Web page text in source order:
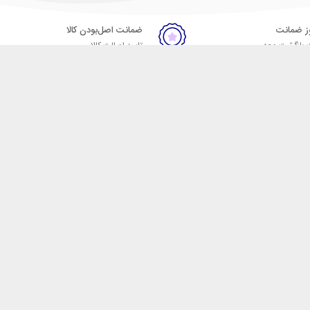
بازگشت وجه
ضمانت اصل‌بودن کالا
تایید اصالت کالا